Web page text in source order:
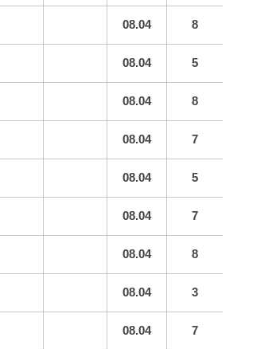
08.04 8
08.04 5
08.04 8
08.04 7
08.04 5
08.04 7
08.04 8
08.04 3
08.04 7